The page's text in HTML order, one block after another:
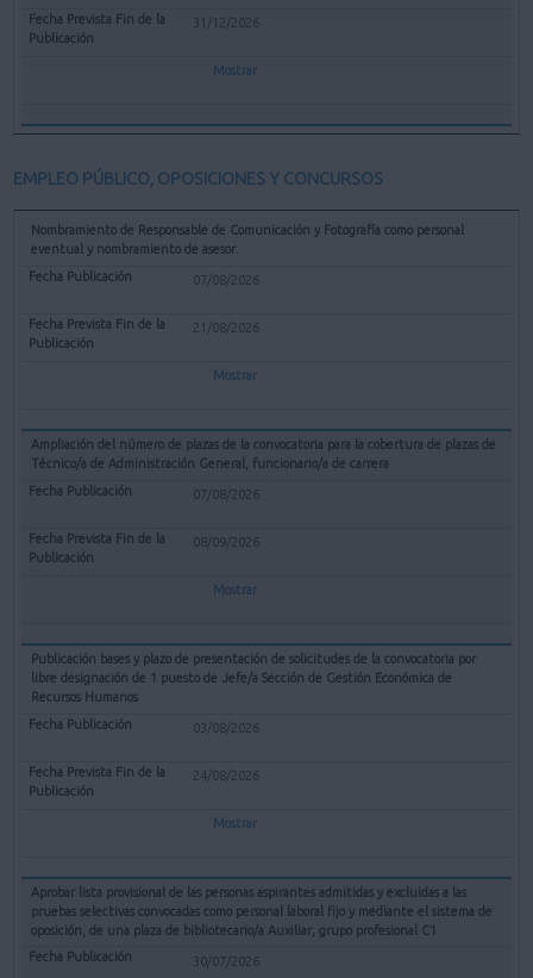
31/12/2026
Mostrar
EMPLEO PÚBLICO, OPOSICIONES Y CONCURSOS
Nombramiento de Responsable de Comunicación y Fotografía como personal
eventual y nombramiento de asesor.
07/08/2026
21/08/2026
Mostrar
Ampliación del número de plazas de la convocatoria para la cobertura de plazas de
Técnico/a de Administración General, funcionario/a de carrera
07/08/2026
08/09/2026
Mostrar
Publicación bases y plazo de presentación de solicitudes de la convocatoria por
libre designación de 1 puesto de Jefe/a Sección de Gestión Económica de
Recursos Humanos
03/08/2026
24/08/2026
Mostrar
Aprobar lista provisional de las personas aspirantes admitidas y excluidas a las
pruebas selectivas convocadas como personal laboral fijo y mediante el sistema de
oposición, de una plaza de bibliotecario/a Auxiliar, grupo profesional C1
30/07/2026